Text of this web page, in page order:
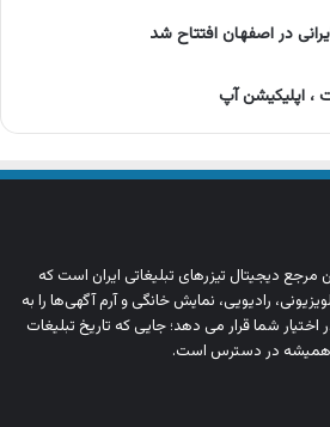
در اصفهان افتتاح شد
، اپلیکیشن آپ
مرجع دیجیتال تیزرهای تبلیغاتی ایران است که
رادیویی، نمایش خانگی و آرم‌ آگهی‌ها را به‌
شما قرار می‌ دهد؛ جایی که تاریخ تبلیغات
همیشه در دسترس است.